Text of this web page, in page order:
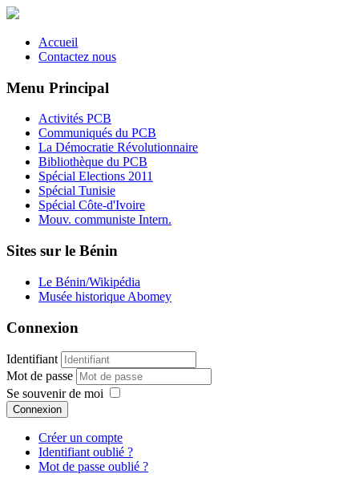
Accueil
Contactez nous
Menu Principal
Activités PCB
Communiqués du PCB
La Démocratie Révolutionnaire
Bibliothèque du PCB
Spécial Elections 2011
Spécial Tunisie
Spécial Côte-d'Ivoire
Mouv. communiste Intern.
Sites sur le Bénin
Le Bénin/Wikipédia
Musée historique Abomey
Connexion
Identifiant
Mot de passe
Se souvenir de moi
Connexion
Créer un compte
Identifiant oublié ?
Mot de passe oublié ?